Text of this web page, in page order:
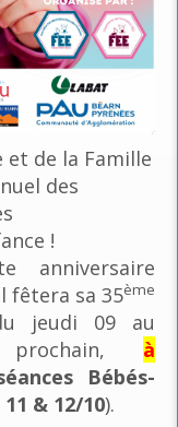
et de la Famille
des
!
anniversaire
fêtera sa 35ème
jeudi 09 au
à
Bébés-
& 12/10).